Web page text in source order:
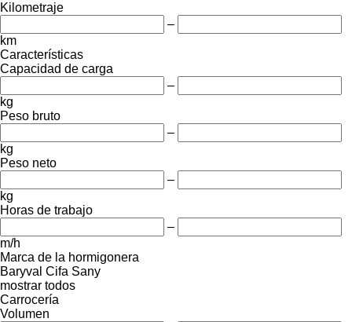
Kilometraje
–
km
Características
Capacidad de carga
–
kg
Peso bruto
–
kg
Peso neto
–
kg
Horas de trabajo
–
m/h
Marca de la hormigonera
Baryval Cifa Sany
mostrar todos
Carrocería
Volumen